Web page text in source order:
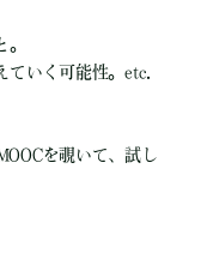
ていく可能性。etc.
を覗いて、試し